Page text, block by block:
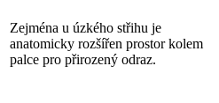
Zejména u úzkého střihu je
anatomicky rozšířen prostor kolem
palce pro přirozený odraz.